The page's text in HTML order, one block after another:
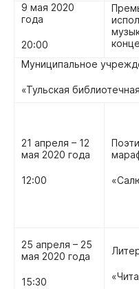
9 мая 2020
года
20:00
Муниципальное
«Тульская
21 апреля – 12
мая 2020 года
12:00
25 апреля – 25
мая 2020 года
15:30